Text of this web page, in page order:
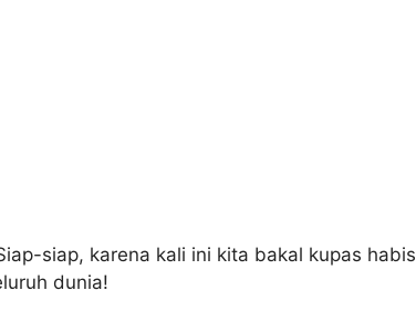
siap, karena kali ini kita bakal kupas habis
dunia!